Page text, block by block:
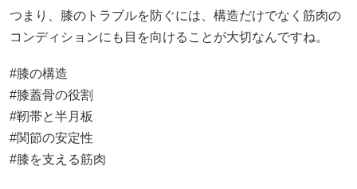
つまり、膝のトラブルを防ぐには、構造だけでなく筋肉の
コンディションにも目を向けることが大切なんですね。
#膝の構造
#膝蓋骨の役割
#靭帯と半月板
#関節の安定性
#膝を支える筋肉